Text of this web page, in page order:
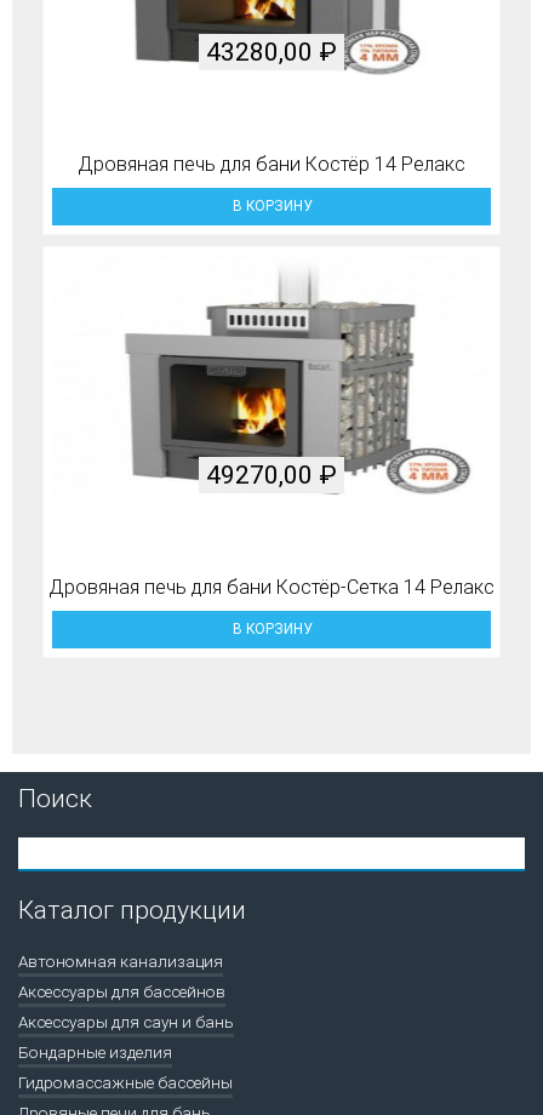
Дровяная печь для бани Костёр 14 Релакс
43280,00 ₽
В КОРЗИНУ
Дровяная печь для бани Костёр-Сетка 14 Релакс
49270,00 ₽
В КОРЗИНУ
Поиск
Каталог продукции
Автономная канализация
Аксессуары для бассейнов
Аксессуары для саун и бань
Бондарные изделия
Гидромассажные бассейны